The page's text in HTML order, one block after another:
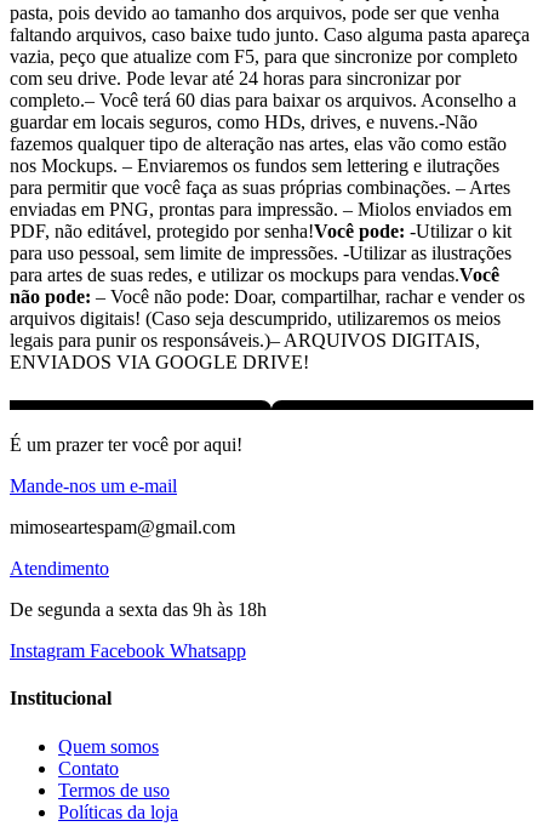
pasta, pois devido ao tamanho dos arquivos, pode ser que venha
faltando arquivos, caso baixe tudo junto. Caso alguma pasta apareça
vazia, peço que atualize com F5, para que sincronize por completo
com seu drive. Pode levar até 24 horas para sincronizar por
completo.– Você terá 60 dias para baixar os arquivos. Aconselho a
guardar em locais seguros, como HDs, drives, e nuvens.-Não
fazemos qualquer tipo de alteração nas artes, elas vão como estão
nos Mockups. – Enviaremos os fundos sem lettering e ilutrações
para permitir que você faça as suas próprias combinações. – Artes
enviadas em PNG, prontas para impressão. – Miolos enviados em
PDF, não editável, protegido por senha!Você pode: -Utilizar o kit
para uso pessoal, sem limite de impressões. -Utilizar as ilustrações
para artes de suas redes, e utilizar os mockups para vendas.Você
não pode: – Você não pode: Doar, compartilhar, rachar e vender os
arquivos digitais! (Caso seja descumprido, utilizaremos os meios
legais para punir os responsáveis.)– ARQUIVOS DIGITAIS,
ENVIADOS VIA GOOGLE DRIVE!
É um prazer ter você por aqui!
Mande-nos um e-mail
mimoseartespam@gmail.com
Atendimento
De segunda a sexta das 9h às 18h
Instagram Facebook Whatsapp
Institucional
Quem somos
Contato
Termos de uso
Políticas da loja